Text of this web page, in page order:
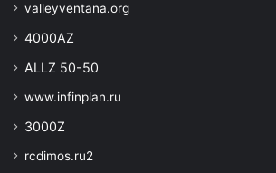
valleyventana.org
4000AZ
ALLZ 50-50
www.infinplan.ru
3000Z
rcdimos.ru2